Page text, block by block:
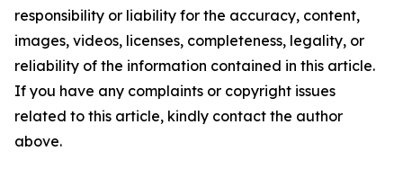
responsibility or liability for the accuracy, content,
images, videos, licenses, completeness, legality, or
reliability of the information contained in this article.
If you have any complaints or copyright issues
related to this article, kindly contact the author
above.